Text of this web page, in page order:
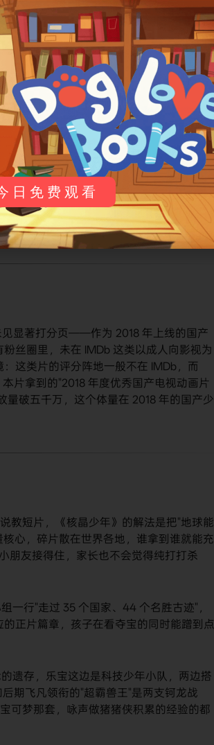
会高一些——港台平台的条目多用这两个。
也能查到。需要留意的是"核晶少年"这四
画混，认准咏声动漫 + 乐宝 + 力奥这组
见显著打分页——作为 2018 年上线的国产
丝圈里，未在 IMDb 这类以成人向影视为
这类片的评分阵地一般不在 IMDb，而
片拿到的"2018 年度优秀国产电视动画片
破五千万，这个体量在 2018 年的国产少
教短片，《核晶少年》的解法是把"地球能
心，碎片散在世界各地，谁拿到谁就能充
朋友接得住，家长也不会觉得纯打打杀
一行"走过 35 个国家、44 个名胜古迹"，
正片篇章，孩子在看夺宝的同时能蹭到点
遗存，乐宝这边是科技少年小队，两边搭
期飞凡领衔的"超霸兽王"是两支钶龙战
可梦那套，咏声做猪猪侠积累的经验的都
日免费观看